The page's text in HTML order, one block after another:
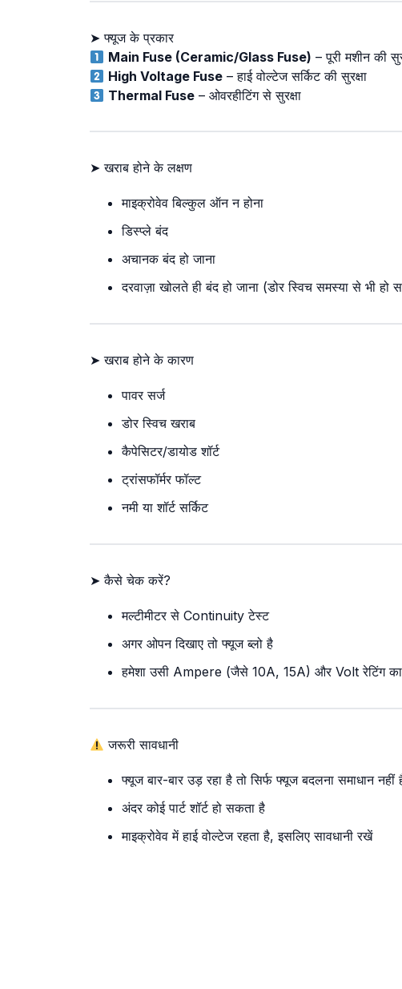
➤ फ्यूज के प्रकार
Main Fuse (Ceramic/Glass Fuse) – पूरी मशीन की
High Voltage Fuse – हाई वोल्टेज सर्किट की सुरक्षा
Thermal Fuse – ओवरहीटिंग से सुरक्षा
➤ खराब होने के लक्षण
माइक्रोवेव बिल्कुल ऑन न होना
डिस्प्ले बंद
अचानक बंद हो जाना
दरवाज़ा खोलते ही बंद हो जाना (डोर स्विच समस्या से भी हो
➤ खराब होने के कारण
पावर सर्ज
डोर स्विच खराब
कैपेसिटर/डायोड शॉर्ट
ट्रांसफॉर्मर फॉल्ट
नमी या शॉर्ट सर्किट
➤ कैसे चेक करें?
मल्टीमीटर से Continuity टेस्ट
अगर ओपन दिखाए तो फ्यूज ब्लो है
हमेशा उसी Ampere (जैसे 10A, 15A) और Volt रेटिंग
जरूरी सावधानी
फ्यूज बार-बार उड़ रहा है तो सिर्फ फ्यूज बदलना समाधान नहीं
अंदर कोई पार्ट शॉर्ट हो सकता है
माइक्रोवेव में हाई वोल्टेज रहता है, इसलिए सावधानी रखें